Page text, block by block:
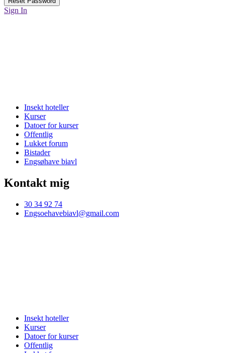
Sign In
Insekt hoteller
Kurser
Datoer for kurser
Offentlig
Lukket forum
Bistader
Engsøhave biavl
Kontakt mig
30 34 92 74
Engsoehavebiavl@gmail.com
Insekt hoteller
Kurser
Datoer for kurser
Offentlig